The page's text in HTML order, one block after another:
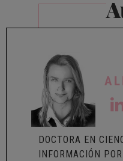
DOCTORA EN
INFORMACIÓN